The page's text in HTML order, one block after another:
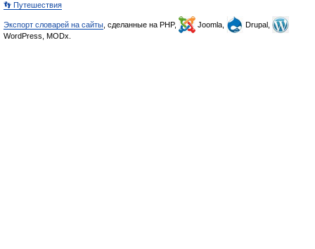
👣 Путешествия
Экспорт словарей на сайты , сделанные на PHP, Joomla,
Drupal,
WordPress, MODx.